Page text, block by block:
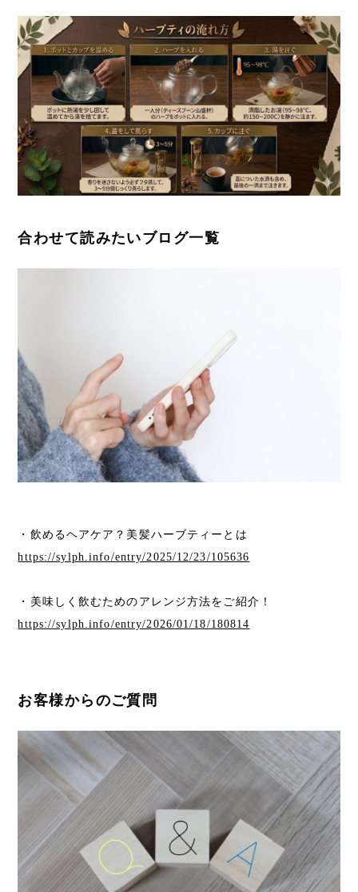
合わせて読みたいブログ一覧
・飲めるヘアケア？美髪ハーブティーとは
https://sylph.info/entry/2025/12/23/105636
・美味しく飲むためのアレンジ方法をご紹介！
https://sylph.info/entry/2026/01/18/180814
お客様からのご質問